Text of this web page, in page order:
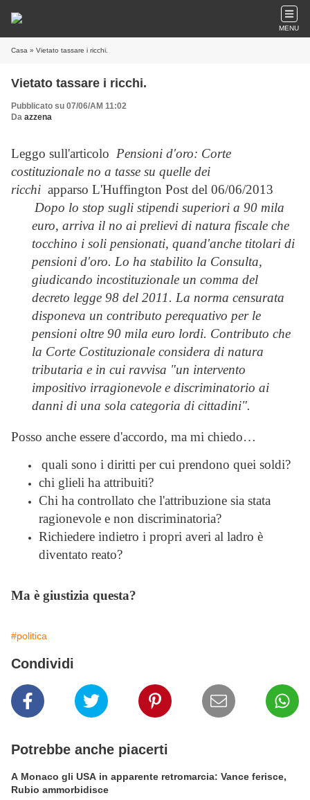
MENU
Casa » Vietato tassare i ricchi.
Vietato tassare i ricchi.
Pubblicato su 07/06/AM 11:02
Da azzena
Leggo sull'articolo Pensioni d'oro: Corte
costituzionale no a tasse su quelle dei
ricchi apparso L'Huffington Post del 06/06/2013
Dopo lo stop sugli stipendi superiori a 90 mila
euro, arriva il no ai prelievi di natura fiscale che
tocchino i soli pensionati, quand'anche titolari di
pensioni d'oro. Lo ha stabilito la Consulta,
giudicando incostituzionale un comma del
decreto legge 98 del 2011. La norma censurata
disponeva un contributo perequativo per le
pensioni oltre 90 mila euro lordi. Contributo che
la Corte Costituzionale considera di natura
tributaria e in cui ravvisa "un intervento
impositivo irragionevole e discriminatorio ai
danni di una sola categoria di cittadini".
Posso anche essere d'accordo, ma mi chiedo…
quali sono i diritti per cui prendono quei soldi?
chi glieli ha attribuiti?
Chi ha controllato che l'attribuzione sia stata
ragionevole e non discriminatoria?
Richiedere indietro i propri averi al ladro è
diventato reato?
Ma è giustizia questa?
#politica
Condividi
Potrebbe anche piacerti
A Monaco gli USA in apparente retromarcia: Vance ferisce,
Rubio ammorbidisce